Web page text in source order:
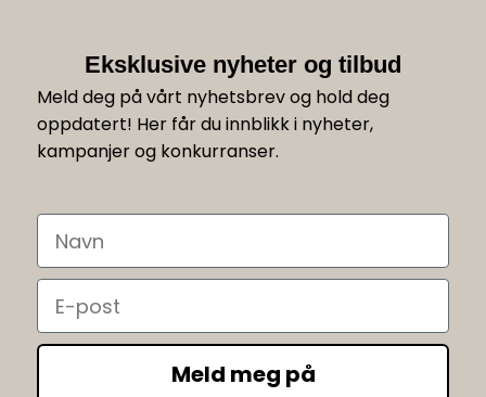
Eksklusive nyheter og tilbud
Meld deg på vårt nyhetsbrev og hold deg
oppdatert! Her får du innblikk i nyheter,
kampanjer og konkurranser.
Navn
Email
Meld meg på